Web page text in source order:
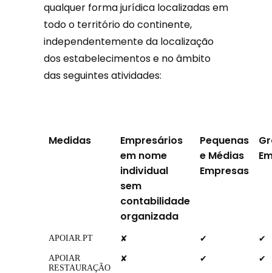
qualquer forma jurídica localizadas em
todo o território do continente,
independentemente da localização
dos estabelecimentos e no âmbito
das seguintes atividades:
Medidas
Empresários
em nome
individual
sem
contabilidade
organizada
Pequenas
e Médias
Empresas
APOIAR.PT ✘ ✔ ✔
APOIAR
RESTAURAÇÃO
✘ ✔ ✔